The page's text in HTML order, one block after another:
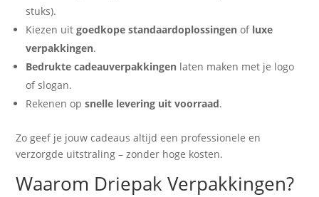
stuks).
Kiezen uitgoedkope standaardoplossingen of luxe
verpakkingen.
Bedrukte cadeauverpakkingen laten maken met je logo
of slogan.
Rekenen opsnelle levering uit voorraad.
Zo geef je jouw cadeaus altijd een professionele en
verzorgde uitstraling – zonder hoge kosten.
Waarom Driepak Verpakkingen?